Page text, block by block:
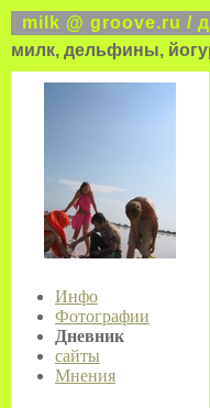
milk @ groove.ru /
милк, дельфины,
Инфо
Фотографии
Дневник
сайты
Мнения